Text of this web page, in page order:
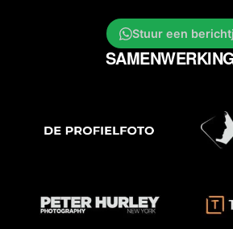
Stuur een